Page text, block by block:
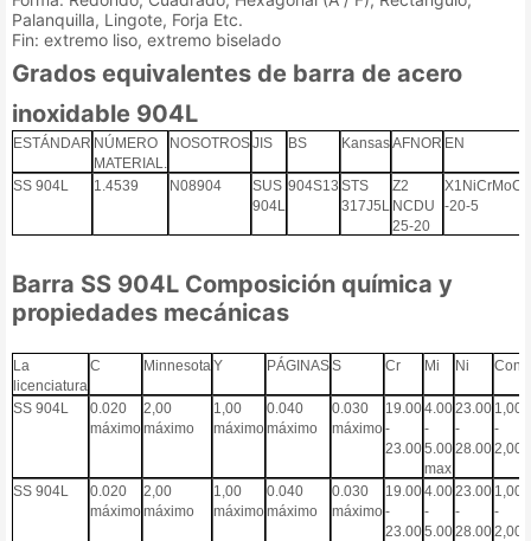
Palanquilla, Lingote, Forja Etc.
Fin: extremo liso, extremo biselado
Grados equivalentes de barra de acero
inoxidable 904L
ESTÁNDAR NÚMERO
MATERIAL.
NOSOTROSJIS BS KansasAFNOR EN
SS 904L 1.4539 N08904
SUS
904L
904S13 STS
317J5L
Z2
NCDU
25-20
-20-5
Barra SS 904L Composición química y
propiedades mecánicas
La
licenciatura
C MinnesotaY PÁGINASS Cr Mi Ni Con
SS 904L
0.020
máximo
2,00
máximo
1,00
máximo
0.040
máximo
0.030
máximo
19.00
-
23.00
4.00
-
5.00
max
23.00
-
28.00
1,00
-
2,00
SS 904L
0.020
máximo
2,00
máximo
1,00
máximo
0.040
máximo
0.030
máximo
19.00
-
23.00
4.00
-
5.00
23.00
-
28.00
1,00
-
2,00